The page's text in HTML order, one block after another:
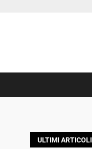
ULTIMI ARTICOLI